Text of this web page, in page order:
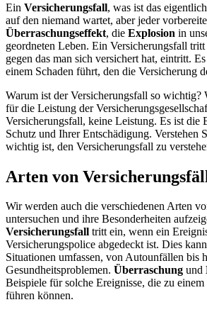
Ein Versicherungsfall, was ist das
auf den niemand wartet, aber jeder
Überraschungseffekt, die Explosion in
geordneten Leben. Ein Versicherungsfall
gegen das man sich versichert hat, eintritt.
einem Schaden führt, den die Versicherung
Warum ist der Versicherungsfall so wichtig?
für die Leistung der
Versicherungsfall, keine Leistung. Es ist die
Schutz und Ihrer Entschädigung. Verstehen
wichtig ist, den Versicherungsfall zu
Arten von
Wir werden auch die verschiedenen Arten
untersuchen und ihre Besonderheiten
Versicherungsfall tritt ein, wenn ein
Versicherungspolice abgedeckt ist. Dies
Situationen umfassen, von Autounfällen bis
Gesundheitsproblemen. Überraschung und
Beispiele für solche Ereignisse, die zu
führen können.